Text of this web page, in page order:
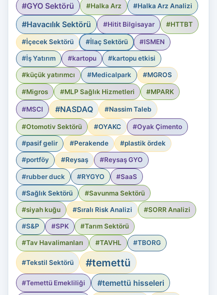
#GYO Sektörü #Halka Arz #Halka Arz Analizi
#Havacılık Sektörü #Hitit Bilgisayar #HTTBT
#İçecek Sektörü #İlaç Sektörü #ISMEN
#İş Yatırım #kartopu #kartopu etkisi
#küçük yatırımcı #Medicalpark #MGROS
#Migros #MLP Sağlık Hizmetleri #MPARK
#MSCI #NASDAQ #Nassim Taleb
#Otomotiv Sektörü #OYAKC #Oyak Çimento
#pasif gelir #Perakende #plastik ördek
#portföy #Reysaş #Reysaş GYO
#rubber duck #RYGYO #SaaS
#Sağlık Sektörü #Savunma Sektörü
#siyah kuğu #Sıralı Risk Analizi #SORR Analizi
#S&P #SPK #Tarım Sektörü
#Tav Havalimanları #TAVHL #TBORG
#Tekstil Sektörü #temettü
#Temettü Emekliliği
#temettü hisseleri